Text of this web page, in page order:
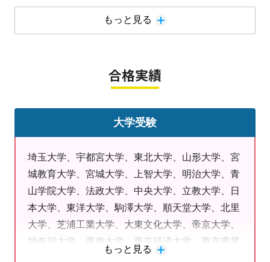
明光の個別だからこそ、一人ひとり勉強の悩みを解消できま
ます！
たい方など方は是非一度ご相談下さい。塾の雰囲気が知りたい
方のために教室見学・無料体験授業も随時受付中です。
無料体験授業はこちらから＞
☆多賀城駅前教室のオススメポイント☆
もっと見る
合格実績
大学受験
埼玉大学、宇都宮大学、東北大学、山形大学、宮
城教育大学、宮城大学、上智大学、明治大学、青
山学院大学、法政大学、中央大学、立教大学、日
本大学、東洋大学、駒澤大学、順天堂大学、北里
大学、芝浦工業大学、大東文化大学、帝京大学、
神奈川大学、東海大学、東京経済大学、東京農業
もっと見る